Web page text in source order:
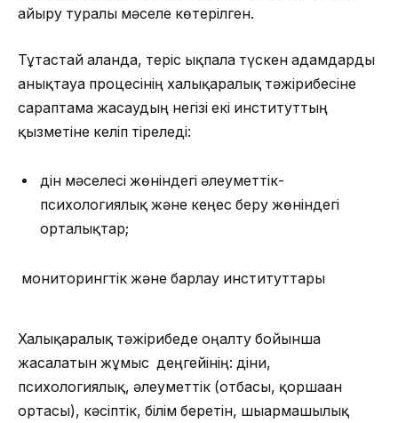
айыру туралы мәселе көтерілген.
Тұтастай алғанда, теріс ықпалға түскен адамдарды
анықтауға процесінің халықаралық тәжірибесіне
сараптама жасаудың негізі екі институттың
қызметіне келіп тіреледі:
дін мәселесі жөніндегі әлеуметтік-
психологиялық және кеңес беру жөніндегі
орталықтар;
мониторингтік және барлау институттары
Халықаралық тәжірибеде оңалту бойынша
жасалатын жұмыс деңгейінің: діни,
психологиялық, әлеуметтік (отбасы, қоршаған
ортасы), кәсіптік, білім беретін, шығармашылық